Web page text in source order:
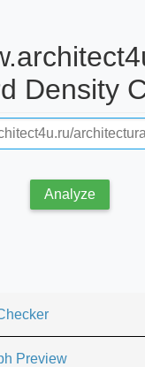
Density
Analyze
Preview